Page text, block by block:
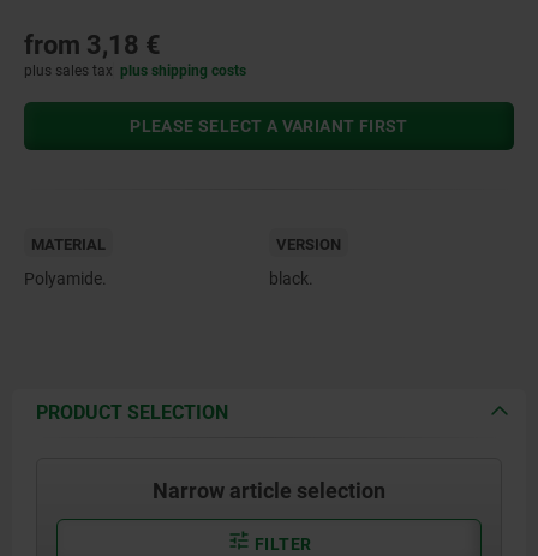
from 3,18 €
plus sales tax plus shipping costs
PLEASE SELECT A VARIANT FIRST
MATERIAL
Polyamide.
VERSION
black.
PRODUCT SELECTION
Narrow article selection
FILTER